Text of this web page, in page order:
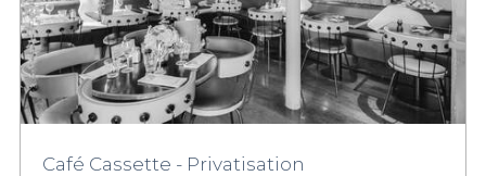
Café Cassette - Privatisation